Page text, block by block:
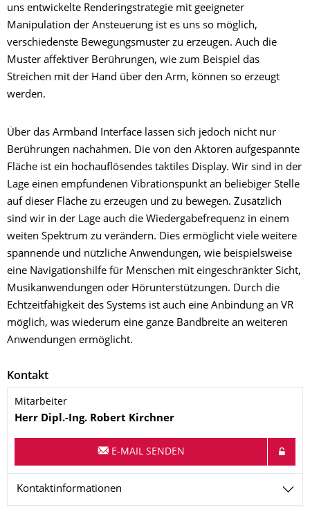
uns entwickelte Renderingstrategie mit geeigneter
Manipulation der Ansteuerung ist es uns so möglich,
verschiedenste Bewegungsmuster zu erzeugen. Auch die
Muster affektiver Berührungen, wie zum Beispiel das
Streichen mit der Hand über den Arm, können so erzeugt
werden.
Über das Armband Interface lassen sich jedoch nicht nur
Berührungen nachahmen. Die von den Aktoren aufgespannte
Fläche ist ein hochauflösendes taktiles Display. Wir sind in der
Lage einen empfundenen Vibrationspunkt an beliebiger Stelle
auf dieser Fläche zu erzeugen und zu bewegen. Zusätzlich
sind wir in der Lage auch die Wiedergabefrequenz in einem
weiten Spektrum zu verändern. Dies ermöglicht viele weitere
spannende und nützliche Anwendungen, wie beispielsweise
eine Navigationshilfe für Menschen mit eingeschränkter Sicht,
Musikanwendungen oder Hörunterstützungen. Durch die
Echtzeitfähigkeit des Systems ist auch eine Anbindung an VR
möglich, was wiederum eine ganze Bandbreite an weiteren
Anwendungen ermöglicht.
Kontakt
Mitarbeiter
Name
Herr Dipl.-Ing. Robert Kirchner
E-MAIL SENDEN
Kontaktinformationen